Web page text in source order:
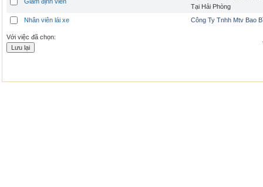
Tại Hải Phòng
Nhân viên lái xe
Công Ty Tnhh Mtv Bao
Với việc đã chọn: